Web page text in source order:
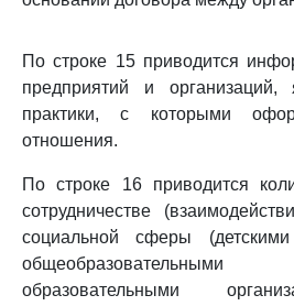
По строке 15 приводится
предприятий и
практики, с которыми
отношения.
По строке 16 приводится
сотрудничестве
социальной сферы
общеобразовательными
образовательными